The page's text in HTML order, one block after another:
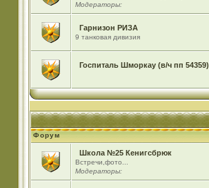
Модераторы:
Гарнизон РИЗА
9 танковая дивизия
Госпиталь Шморкау (в/ч пп 54359)
Форум
Школа №25 Кенигсбрюк
Встречи,фото...
Модераторы: